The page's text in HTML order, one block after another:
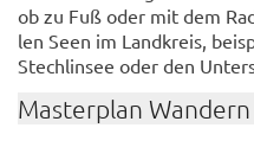
ob zu Fuß oder mit dem
len Seen im Land­kreis,
Stech­lin­see oder den
Mas­ter­plan Wan­dern